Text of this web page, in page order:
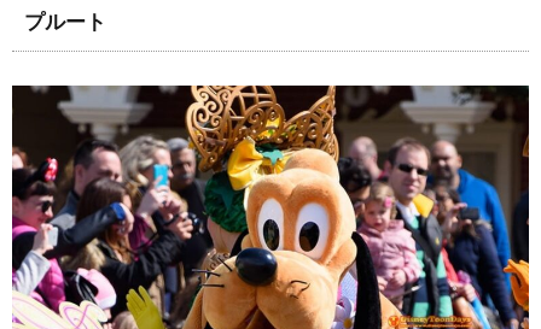
プルート